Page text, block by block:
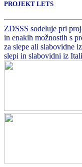
PROJEKT LETS
ZDSSS sodeluje pri
in enakih možnostih s
za slepe ali slabovidne
slepi in slabovidni iz